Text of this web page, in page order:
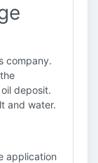
company.
deposit.
and water.
application